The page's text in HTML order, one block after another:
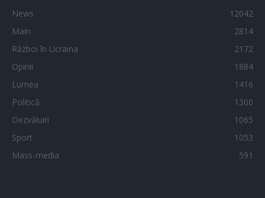
News
12042
Main
2814
Război în Ucraina
2172
Opinii
1884
Lumea
1416
Politică
1300
Dezvăluiri
1065
Sport
1053
Mass-media
591